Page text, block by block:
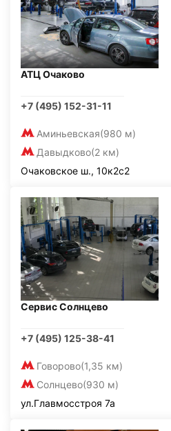
АТЦ Очаково
+7 (495) 152-31-11
Аминьевская(980 м)
Давыдково(2 км)
Очаковское ш., 10к2с2
Сервис Солнцево
+7 (495) 125-38-41
Говорово(1,35 км)
Солнцево(930 м)
ул.Главмосстроя 7а